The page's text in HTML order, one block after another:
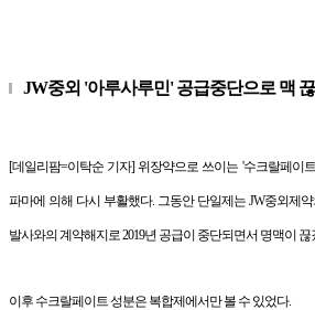
JW중외 '아루사루민' 공급중단으로 맥
[데일리팜=이탁순 기자] 위장약으로 쓰이는 '수크랄페이
파마에 의해 다시 부활했다. 그동안 단일제는 JW중외제
발사와의 계약해지로 2019년 공급이 중단되면서 명맥이 끊
이후 수크랄페이트 성분은 복합제에서만 볼 수 있었다.